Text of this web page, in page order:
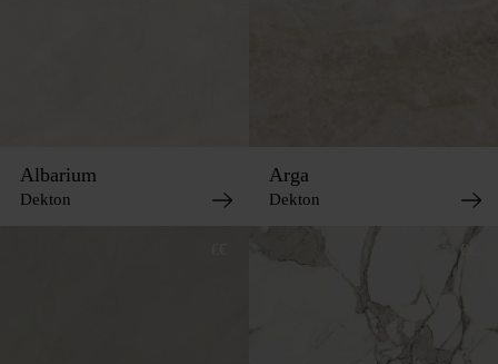
Albarium
Dekton
Arga
Dekton
€€